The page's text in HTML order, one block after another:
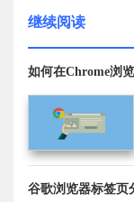
继续阅读
如何在Chrome浏
谷歌浏览器标签页